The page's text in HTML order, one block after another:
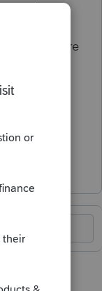
mets 1 heure